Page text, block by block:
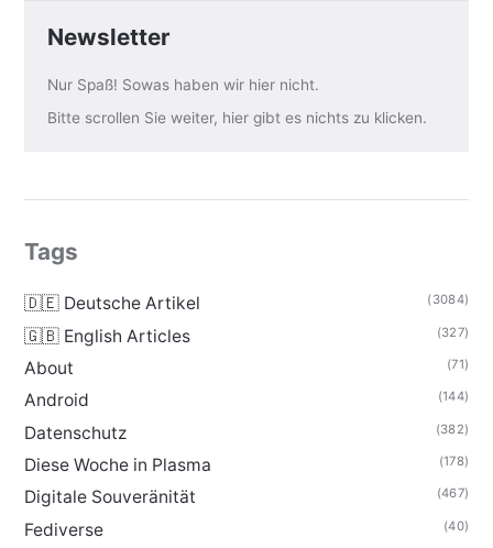
Newsletter
Nur Spaß! Sowas haben wir hier nicht.
Bitte scrollen Sie weiter, hier gibt es nichts zu klicken.
Tags
🇩🇪 Deutsche Artikel (3084)
🇬🇧 English Articles (327)
About (71)
Android (144)
Datenschutz (382)
Diese Woche in Plasma (178)
Digitale Souveränität (467)
Fediverse (40)